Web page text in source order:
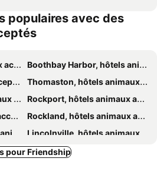
populaires avec des
Boothbay Harbor, hôtels animaux acceptés
Thomaston, hôtels animaux acceptés
Rockport, hôtels animaux acceptés
Rockland, hôtels animaux acceptés
Lincolnville, hôtels animaux acceptés
Tenants Harbor, hôtels animaux acceptés
pour Friendship